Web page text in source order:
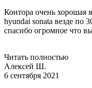
Контора очень
hyundai sonata везде по
спасибо огромное что
Читать полностью
Алексей Ш.
6 сентября 2021